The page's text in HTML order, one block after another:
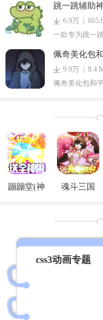
跳一跳辅助
6.9万 |
一款专为跳一
佩奇美化包
9.9万 | 8.4
佩奇美化包和
蹦蹦堂(神
魂斗三国
css3动画专题